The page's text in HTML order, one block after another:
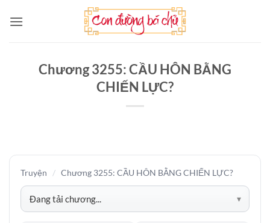
qua
Chương 3255: CẦU HÔN BẰNG
CHIẾN LỰC?
Truyện / Chương 3255: CẦU HÔN BẰNG CHIẾN LỰC?